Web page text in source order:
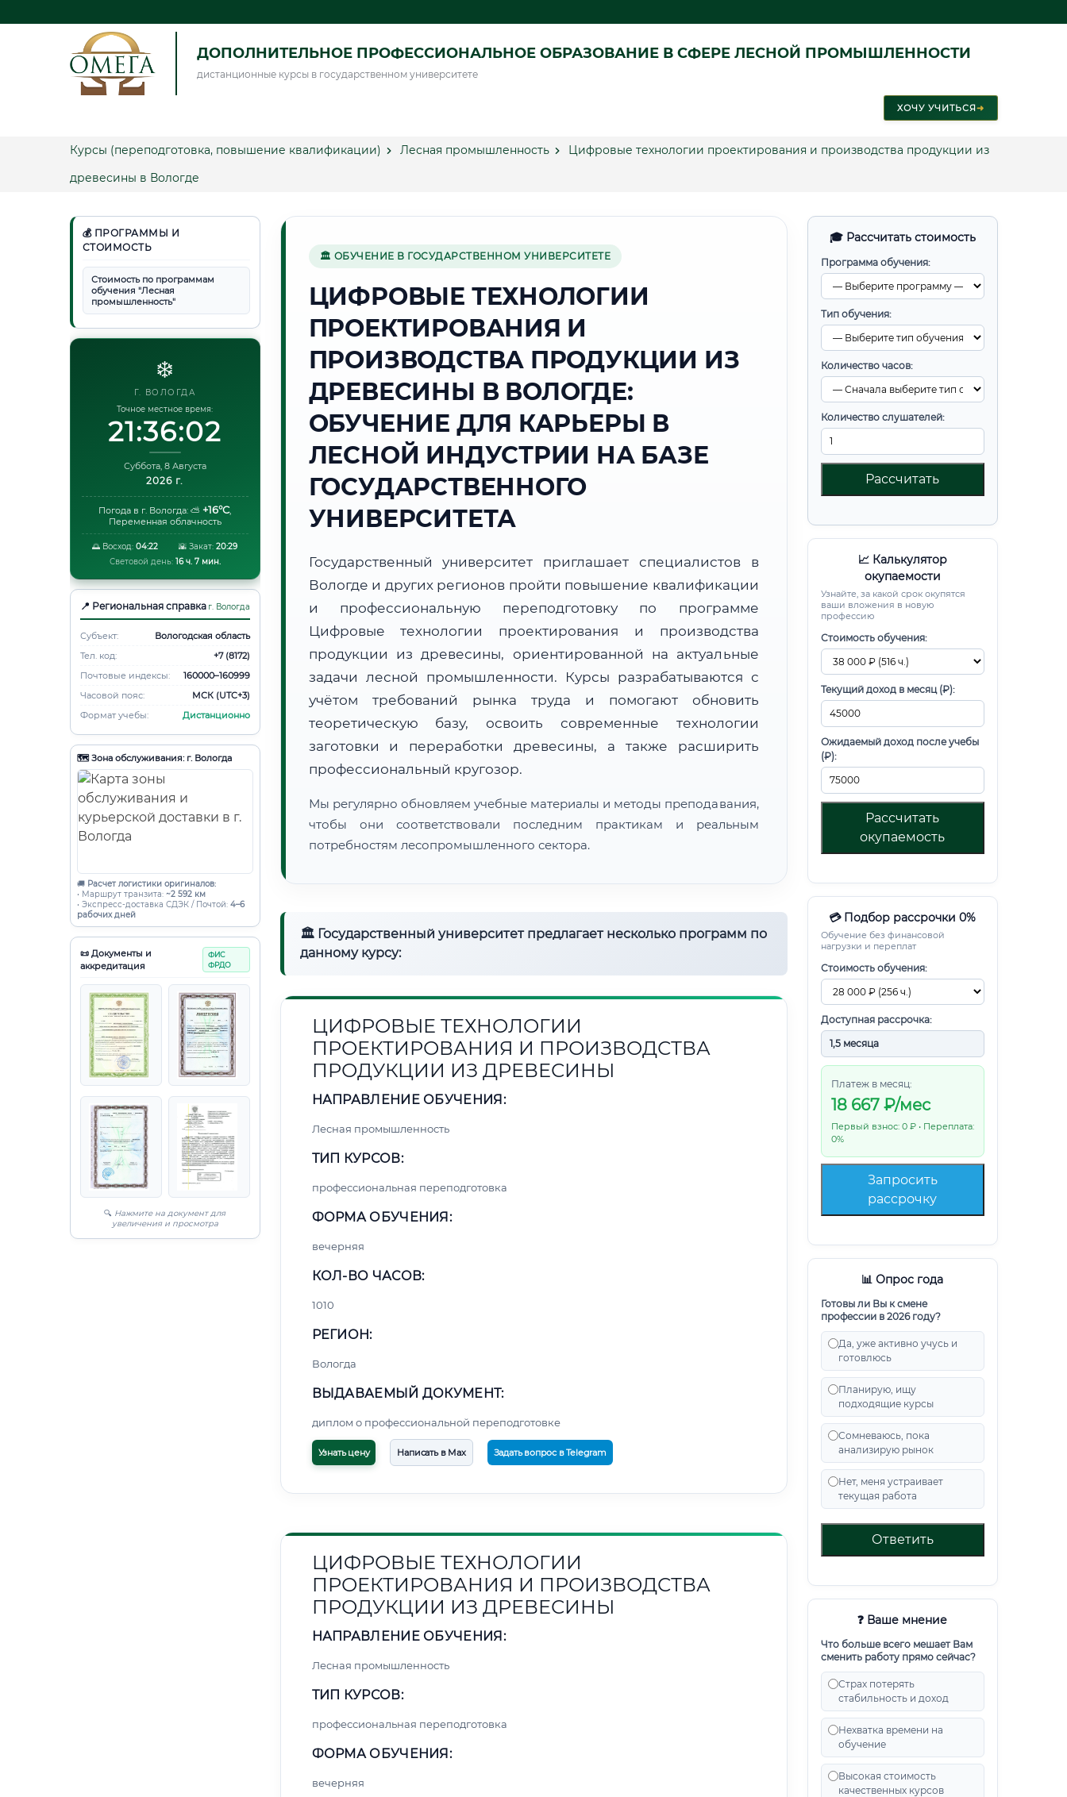
ДОПОЛНИТЕЛЬНОЕ ПРОФЕССИОНАЛЬНОЕ ОБРАЗОВАНИЕ В СФЕРЕ ЛЕСНОЙ ПРОМЫШЛЕННОСТИ
дистанционные курсы в государственном университете
ХОЧУ УЧИТЬСЯ➜
Курсы (переподготовка, повышение квалификации) Лесная промышленность
Цифровые технологии проектирования и производства продукции из
древесины в Вологде
💰 ПРОГРАММЫ И
СТОИМОСТЬ
Стоимость по программам
обучения "Лесная
промышленность"
❄️
Г. ВОЛОГДА
Точное местное время:
21:36:03
Суббота, 8 Августа
2026 г.
Погода в г. Вологда: ⛅ +16°C,
Переменная облачность
🌅 Восход: 04:22 🌇 Закат:20:29
Световой день: 16 ч. 7 мин.
📍 Региональная справка г. Вологда
Субъект:
Вологодская область
Тел. код:
+7 (8172)
Почтовые индексы:
160000–160999
Часовой пояс:
МСК (UTC+3)
Формат учебы:
Дистанционно
🗺️ Зона обслуживания: г. Вологда
🚚 Расчет логистики оригиналов:
• Маршрут транзита: ~2 592 км
• Экспресс-доставка СДЭК / Почтой: 4–6
рабочих дней
📜 Документы и
аккредитация
ФИС
ФРДО
🔍 Нажмите на документ для
увеличения и просмотра
🎓 Рассчитать стоимость
Программа обучения:
Тип обучения:
Количество часов:
Количество слушателей:
Рассчитать
📈 Калькулятор
окупаемости
Узнайте, за какой срок окупятся
ваши вложения в новую
профессию
Стоимость обучения:
Текущий доход в месяц (₽):
Ожидаемый доход после учебы
(₽):
Рассчитать
окупаемость
💳 Подбор рассрочки 0%
Обучение без финансовой
нагрузки и переплат
Стоимость обучения:
Доступная рассрочка:
Платеж в месяц:
18 667₽/мес
Первый взнос: 0 ₽ • Переплата:
0%
Запросить
рассрочку
📊 Опрос года
Готовы ли Вы к смене
профессии в 2026 году?
Да, уже активно учусь и
готовлюсь
Планирую, ищу
подходящие курсы
Сомневаюсь, пока
анализирую рынок
Нет, меня устраивает
текущая работа
Ответить
❓ Ваше мнение
Что больше всего мешает Вам
сменить работу прямо сейчас?
Страх потерять
стабильность и доход
Нехватка времени на
обучение
Высокая стоимость
качественных курсов
🏛 ОБУЧЕНИЕ В ГОСУДАРСТВЕННОМ УНИВЕРСИТЕТЕ
ЦИФРОВЫЕ ТЕХНОЛОГИИ
ПРОЕКТИРОВАНИЯ И
ПРОИЗВОДСТВА ПРОДУКЦИИ ИЗ
ДРЕВЕСИНЫ В ВОЛОГДЕ:
ОБУЧЕНИЕ ДЛЯ КАРЬЕРЫ В
ЛЕСНОЙ ИНДУСТРИИ НА БАЗЕ
ГОСУДАРСТВЕННОГО
УНИВЕРСИТЕТА
Государственный университет приглашает специалистов в
Вологде и других регионов пройти повышение квалификации
и профессиональную переподготовку по программе
Цифровые технологии проектирования и производства
продукции из древесины, ориентированной на актуальные
задачи лесной промышленности. Курсы разрабатываются с
учётом требований рынка труда и помогают обновить
теоретическую базу, освоить современные технологии
заготовки и переработки древесины, а также расширить
профессиональный кругозор.
Мы регулярно обновляем учебные материалы и методы преподавания,
чтобы они соответствовали последним практикам и реальным
потребностям лесопромышленного сектора.
🏛 Государственный университет предлагает несколько программ по
данному курсу:
ЦИФРОВЫЕ ТЕХНОЛОГИИ
ПРОЕКТИРОВАНИЯ И ПРОИЗВОДСТВА
ПРОДУКЦИИ ИЗ ДРЕВЕСИНЫ
НАПРАВЛЕНИЕ ОБУЧЕНИЯ:
Лесная промышленность
ТИП КУРСОВ:
профессиональная переподготовка
ФОРМА ОБУЧЕНИЯ:
вечерняя
КОЛ-ВО ЧАСОВ:
1010
РЕГИОН:
Вологда
ВЫДАВАЕМЫЙ ДОКУМЕНТ:
диплом о профессиональной переподготовке
Узнать цену Написать в Max Задать вопрос в Telegram
ЦИФРОВЫЕ ТЕХНОЛОГИИ
ПРОЕКТИРОВАНИЯ И ПРОИЗВОДСТВА
ПРОДУКЦИИ ИЗ ДРЕВЕСИНЫ
НАПРАВЛЕНИЕ ОБУЧЕНИЯ:
Лесная промышленность
ТИП КУРСОВ:
профессиональная переподготовка
ФОРМА ОБУЧЕНИЯ:
вечерняя